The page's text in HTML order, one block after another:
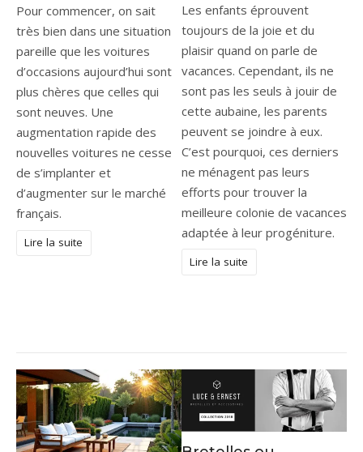
Pour commencer, on sait
très bien dans une situation
pareille que les voitures
d’occasions aujourd’hui sont
plus chères que celles qui
sont neuves. Une
augmentation rapide des
nouvelles voitures ne cesse
de s’implanter et
d’augmenter sur le marché
français.
Lire la suite
Les enfants éprouvent
toujours de la joie et du
plaisir quand on parle de
vacances. Cependant, ils ne
sont pas les seuls à jouir de
cette aubaine, les parents
peuvent se joindre à eux.
C’est pourquoi, ces derniers
ne ménagent pas leurs
efforts pour trouver la
meilleure colonie de vacances
adaptée à leur progéniture.
Lire la suite